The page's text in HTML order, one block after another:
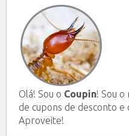
Olá! Sou o Coupin! Sou
de cupons de desconto
Aproveite!